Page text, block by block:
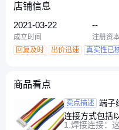
店铺信息
2021-03-22
成立时间
--
注册资
回复及时
出价迅速 真实性已
商品看点
卖点描述
连接方式包括
1.焊接连接：